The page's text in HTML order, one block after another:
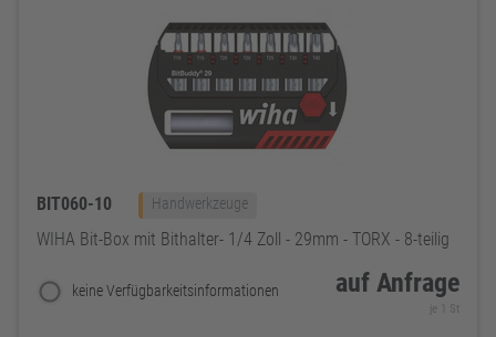
BIT060-10 Handwerkzeuge
WIHA Bit-Box mit Bithalter- 1/4 Zoll - 29mm - TORX - 8-teilig
keine Verfügbarkeitsinformationen auf Anfrage
je 1 St